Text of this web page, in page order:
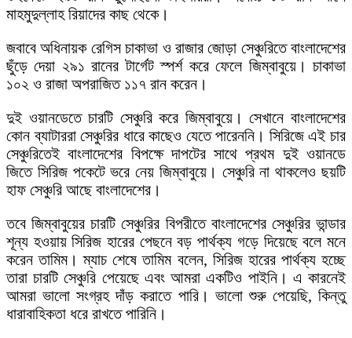
মাহমুদুল্লাহ রিয়াদের কাছ থেকে।
জবাবে অধিনায়ক রেগিস চাকাভা ও রাজার জোড়া সেঞ্চুরিতে বাংলাদেশের
ছুঁড়ে দেয়া ২৯১ রানের টার্গেট স্পর্শ করে ফেলে জিম্বাবুয়ে। চাকাভা
১০২ ও রাজা অপরাজিত ১১৭ রান করেন।
দুই ওয়ানডেতে চারটি সেঞ্চুরি করে জিম্বাবুয়ে। সেখানে বাংলাদেশের
কোন ব্যাটাররা সেঞ্চুরির ধারে কাছেও যেতে পারেননি। সিরিজে এই চার
সেঞ্চুরিতেই বাংলাদেশের বিপক্ষে দাপটের সাথে প্রথম দুই ওয়ানডে
জিতে সিরিজ পকেটে ভরে নেয় জিম্বাবুয়ে। সেঞ্চুরি না থাকলেও ছয়টি
হাফ সেঞ্চুরি আছে বাংলাদেশের।
তবে জিম্বাবুয়ের চারটি সেঞ্চুরির বিপরীতে বাংলাদেশের সেঞ্চুরির ভান্ডার
শূন্য হওয়ায় সিরিজ হারের পেছনে বড় পার্থক্য গড়ে দিয়েছে বলে মনে
করেন তামিম। ম্যাচ শেষে তামিম বলেন, সিরিজ হারের পার্থক্য হচ্ছে
তারা চারটি সেঞ্চুরি পেয়েছে এবং আমরা একটিও পাইনি। এ কারনেই
আমরা ভালো সংগ্রহ দাঁড় করাতে পারি। ভালো শুরু পেয়েছি, কিন্তু
ধারাবাহিকতা ধরে রাখতে পারিনি।